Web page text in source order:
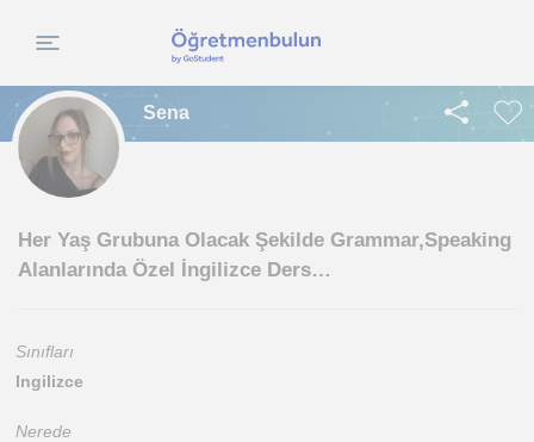
Sena
Her Yaş Grubuna Olacak Şekilde Grammar,Speaking
Alanlarında Özel İngilizce Ders…
Sınıfları
Ingilizce
Nerede